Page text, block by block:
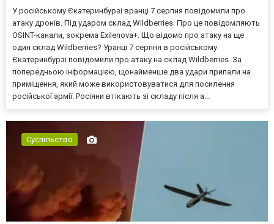
У російському Єкатеринбурзі вранці 7 серпня повідомили про
атаку дронів. Під ударом склад Wildberries. Про це повідомляють
OSINT-канали, зокрема Exilenova+. Що відомо про атаку на ще
один склад Wildberries? Уранці 7 серпня в російському
Єкатеринбурзі повідомили про атаку на склад Wildberries. За
попередньою інформацією, щонайменше два удари припали на
приміщення, який може використовуватися для посилення
російської армії. Росіяни втікають зі складу після а...
Суспільство